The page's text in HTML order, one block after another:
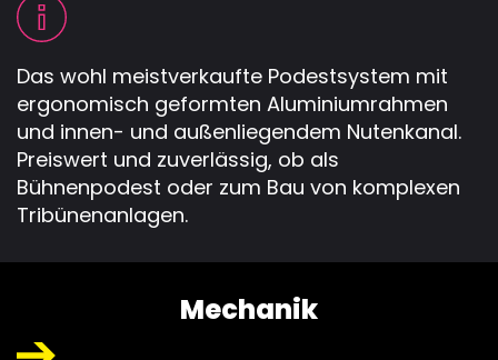
Das wohl meistverkaufte Podestsystem mit
ergonomisch geformten Aluminiumrahmen
und innen- und außenliegendem Nutenkanal.
Preiswert und zuverlässig, ob als
Bühnenpodest oder zum Bau von komplexen
Tribünenanlagen.
Mechanik